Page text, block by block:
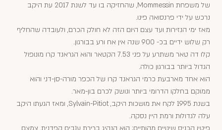
של משפחת Mommessin, שהחזיקה בו עד לשנת 2017 עת היקב
נרכש על ידי פרנסואה פינו.
מאז ימי הנזירות ועד עצם היום הזה לא חולק הכרם, ולעובדה שהחליף
רק שלוש ידיים בכ- 900 שנה אין אח ורע בבורגון.
קלו דה טאר משתרע על פני 7.53 הקטאר והוא הגראנד קרו מונופול
הגדול ביותר בבורגון כולה.
הוא אחד מארבעת כרמי הגראנד קרו של הכפר מורה-סן-דני והוא
ממוקם בחלקו הדרומי ביותר ונושק לכרם בון-מאר.
בשנת 1995 לקח את מושכות היקב, Sylvain-Pitiot, ומאז הגעתו היקב
עלה לגדולות ורמת היין נסקה.